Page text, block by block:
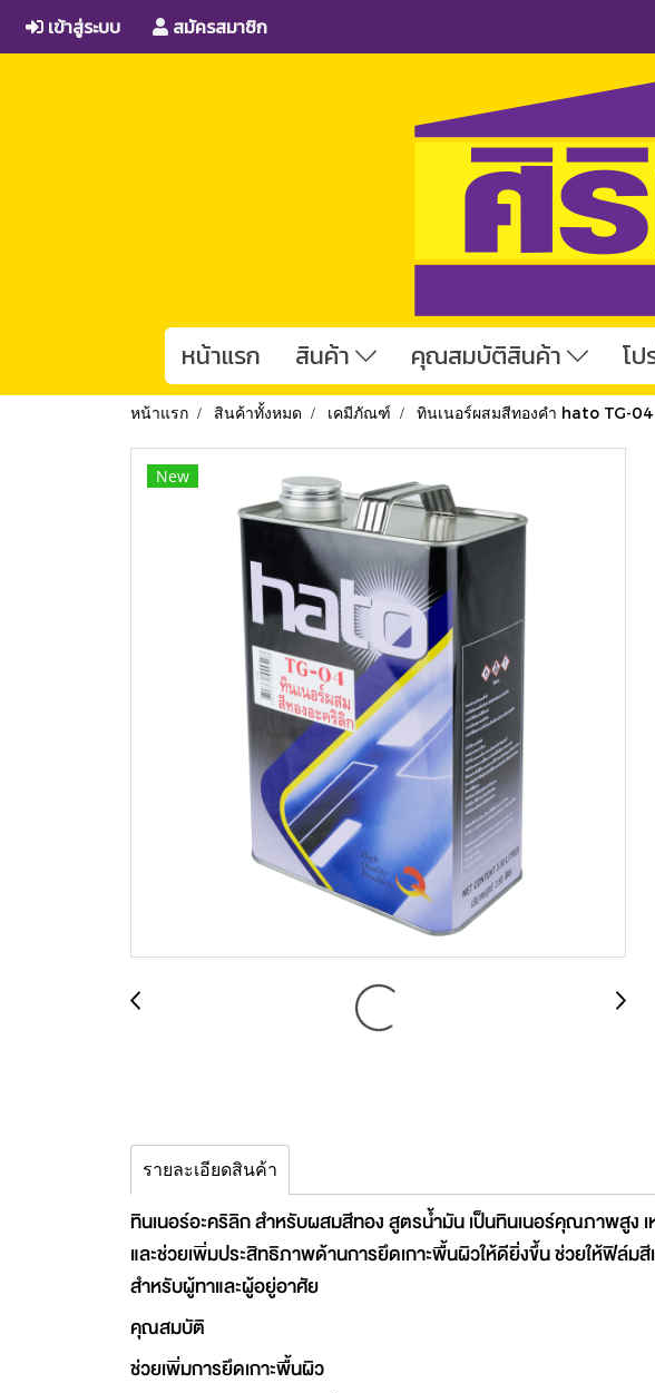
เข้าสู่ระบบ สมัครสมาชิก
หน้าแรก สินค้า คุณสมบัติสินค้า โ
หน้าแรก สินค้าทั้งหมด เคมีภัณฑ์ ทินเนอร์ผสมสีทองคำ hato TG-
New
รายละเอียดสินค้า
ทินเนอร์อะคริลิก สำหรับผสมสีทอง สูตรน้ำมัน เป็นทินเนอร์คุณภาพสูง เ
และช่วยเพิ่มประสิทธิภาพด้านการยึดเกาะพื้นผิวให้ดียิ่งขึ้น ช่วยให้ฟิล์ม
สำหรับผู้ทาและผู้อยู่อาศัย
คุณสมบัติ
ช่วยเพิ่มการยึดเกาะพื้นผิว